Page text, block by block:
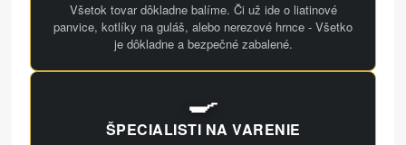
Všetok tovar dôkladne balíme. Či už ide o liatinové
panvice, kotlíky na guláš, alebo nerezové hrnce - Všetko
je dôkladne a bezpečné zabalené.
🍳
ŠPECIALISTI NA VARENIE